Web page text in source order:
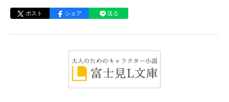
ポスト シェア 送る